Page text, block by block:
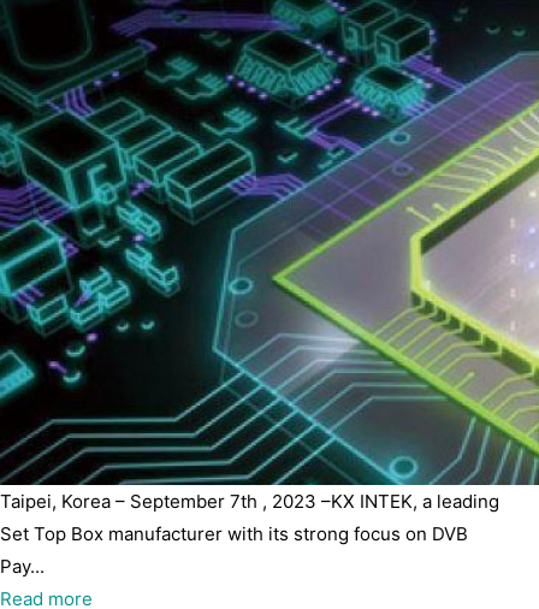
Taipei, Korea – September 7th , 2023 –KX INTEK, a leading
Set Top Box manufacturer with its strong focus on DVB
Pay...
Read more